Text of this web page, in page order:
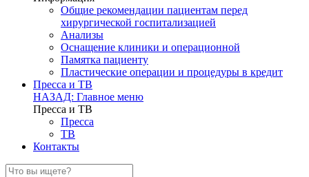
Общие рекомендации пациентам перед
хирургической госпитализацией
Анализы
Оснащение клиники и операционной
Памятка пациенту
Пластические операции и процедуры в кредит
Пресса и ТВ
НАЗАД: Главное меню
Пресса и ТВ
Пресса
ТВ
Контакты